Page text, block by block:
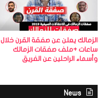
الزمالك يعلن عن صفقة القرن خلال
ساعات +ملف صفقات الزمالك
وأسماء الراحلين عن الفريق
News